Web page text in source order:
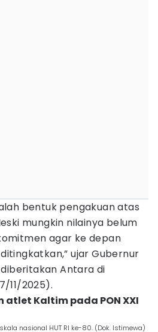
bentuk pengakuan atas
mungkin nilainya belum
agar ke depan
ujar Gubernur
diberitakan Antara di
11/2025).
atlet Kaltim pada PON XXI
nasional HUT RI ke-80. (Dok. Istimewa)